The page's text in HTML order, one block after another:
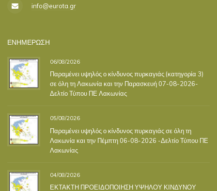
info@eurota.gr
ΕΝΗΜΕΡΩΣΗ
06/08/2026
Παραμένει υψηλός ο κίνδυνος πυρκαγιάς (κατηγορία 3)
σε όλη τη Λακωνία και την Παρασκευή 07-08-2026-
Δελτίο Τύπου ΠΕ Λακωνίας
05/08/2026
Παραμένει υψηλός ο κίνδυνος πυρκαγιάς σε όλη τη
Λακωνία και την Πέμπτη 06-08-2026 -Δελτίο Τύπου ΠΕ
Λακωνίας
04/08/2026
ΕΚΤΑΚΤΗ ΠΡΟΕΙΔΟΠΟΙΗΣΗ ΥΨΗΛΟΥ ΚΙΝΔΥΝΟΥ